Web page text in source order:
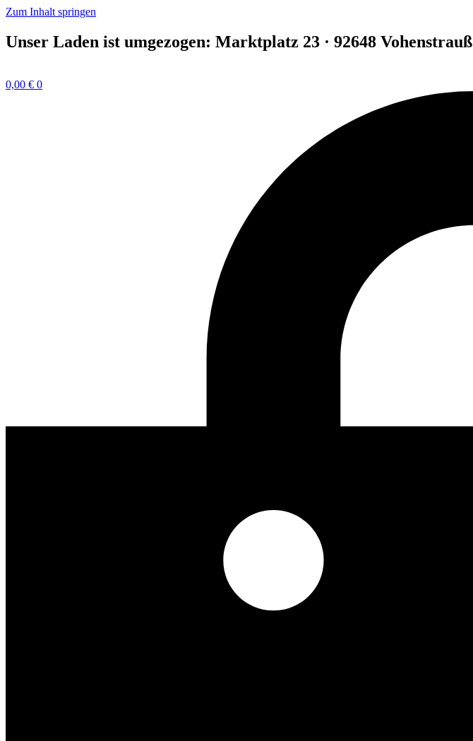
Zum Inhalt springen
Unser Laden ist umgezogen: Marktplatz 23 · 92648 Vohenstrauß
0,00 € 0